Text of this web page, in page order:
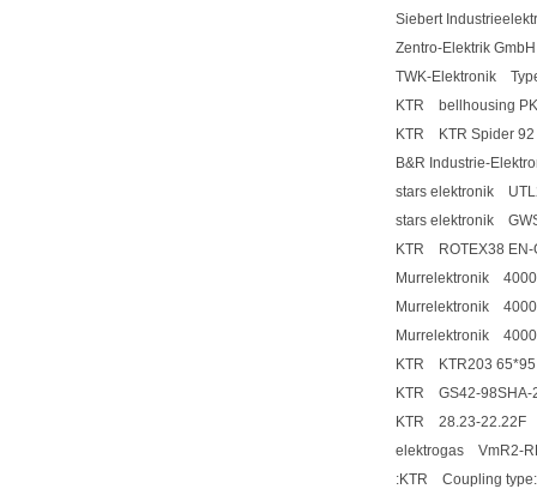
Siebert
Zentro-Elektrik
TWK-Elektronik
KTR bellhousing
KTR KTR Spider 92
B&R Industrie-
stars elektronik
stars elektronik
KTR ROTEX38 EN-
Murrelektronik
Murrelektronik
Murrelektronik
KTR KTR203 65*95
KTR GS42-98SHA-
KTR 28.23-22.22F
elektrogas VmR2-
:KTR Coupling